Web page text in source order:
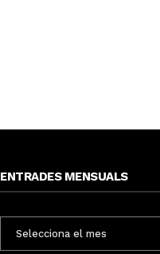
ENTRADES MENSUALS
MENSUALS